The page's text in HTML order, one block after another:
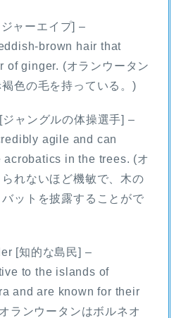
ャーエイプ] –
brown hair that
of ginger. (オランウータン
色の毛を持っている。)
ャングルの体操選手] –
agile and can
in the trees. (オ
れないほど機敏で、木の
バットを披露することがで
[知的な島民] –
to the islands of
and are known for their
ランウータンはボルネオ